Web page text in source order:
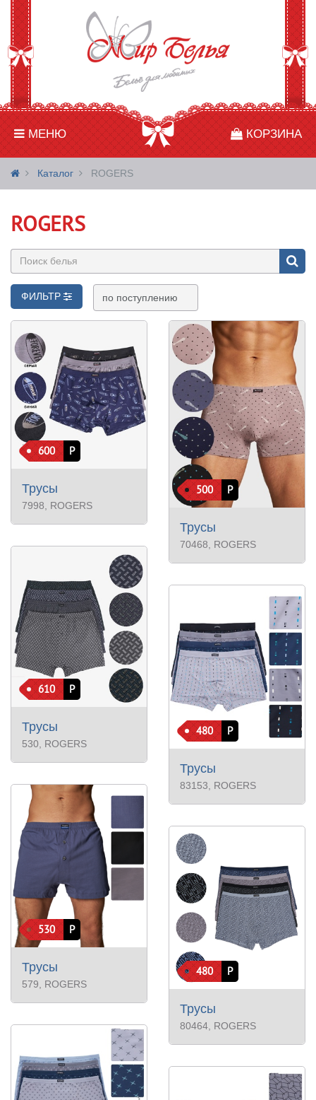
МЕНЮ КОРЗИНА
Каталог ROGERS
ROGERS
ФИЛЬТР
600 Р
Трусы
7998, ROGERS
610 Р
Трусы
530 , ROGERS
530 Р
Трусы
579, ROGERS
500 Р
Трусы
70468, ROGERS
480 Р
Трусы
83153 , ROGERS
480 Р
Трусы
80464 , ROGERS